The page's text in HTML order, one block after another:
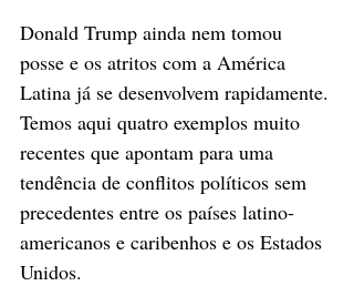
Donald Trump ainda nem tomou
posse e os atritos com a América
Latina já se desenvolvem rapidamente.
Temos aqui quatro exemplos muito
recentes que apontam para uma
tendência de conflitos políticos sem
precedentes entre os países latino-
americanos e caribenhos e os Estados
Unidos.